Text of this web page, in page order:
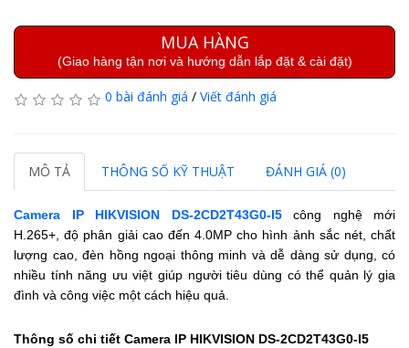
MUA HÀNG
(Giao hàng tận nơi và hướng dẫn lắp đặt & cài đặt)
0 bài đánh giá / Viết đánh giá
MÔ TẢ THÔNG SỐ KỸ THUẬT ĐÁNH GIÁ (0)
Camera IP HIKVISION DS-2CD2T43G0-I5công nghệ mới
H.265+, độ phân giải cao đến 4.0MP cho hình ảnh sắc nét, chất
lượng cao, đèn hồng ngoại thông minh và dễ dàng sử dụng, có
nhiều tính năng ưu việt giúp người tiêu dùng có thể quản lý gia
đình và công việc một cách hiệu quả.
Thông số chi tiết Camera IP HIKVISION DS-2CD2T43G0-I5